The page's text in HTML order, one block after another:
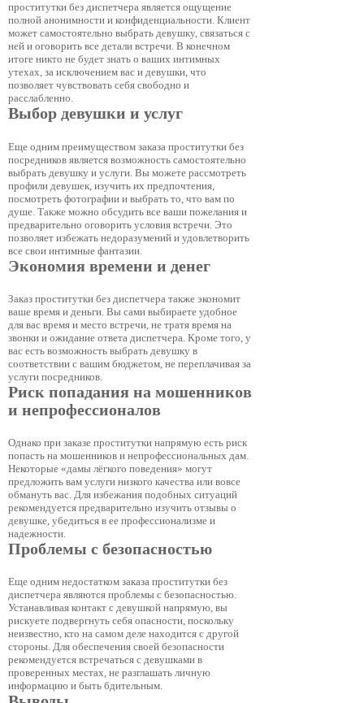
проститутки без диспетчера является ощущение
полной анонимности и конфиденциальности. Клиент
может самостоятельно выбрать девушку, связаться с
ней и оговорить все детали встречи. В конечном
итоге никто не будет знать о ваших интимных
утехах, за исключением вас и девушки, что
позволяет чувствовать себя свободно и
расслабленно.
Выбор девушки и услуг
Еще одним преимуществом заказа проститутки без
посредников является возможность самостоятельно
выбрать девушку и услуги. Вы можете рассмотреть
профили девушек, изучить их предпочтения,
посмотреть фотографии и выбрать то, что вам по
душе. Также можно обсудить все ваши пожелания и
предварительно оговорить условия встречи. Это
позволяет избежать недоразумений и удовлетворить
все свои интимные фантазии.
Экономия времени и денег
Заказ проститутки без диспетчера также экономит
ваше время и деньги. Вы сами выбираете удобное
для вас время и место встречи, не тратя время на
звонки и ожидание ответа диспетчера. Кроме того, у
вас есть возможность выбрать девушку в
соответствии с вашим бюджетом, не переплачивая за
услуги посредников.
Риск попадания на мошенников
и непрофессионалов
Однако при заказе проститутки напрямую есть риск
попасть на мошенников и непрофессиональных дам.
Некоторые «дамы лёгкого поведения» могут
предложить вам услуги низкого качества или вовсе
обмануть вас. Для избежания подобных ситуаций
рекомендуется предварительно изучить отзывы о
девушке, убедиться в ее профессионализме и
надежности.
Проблемы с безопасностью
Еще одним недостатком заказа проститутки без
диспетчера являются проблемы с безопасностью.
Устанавливая контакт с девушкой напрямую, вы
рискуете подвергнуть себя опасности, поскольку
неизвестно, кто на самом деле находится с другой
стороны. Для обеспечения своей безопасности
рекомендуется встречаться с девушками в
проверенных местах, не разглашать личную
информацию и быть бдительным.